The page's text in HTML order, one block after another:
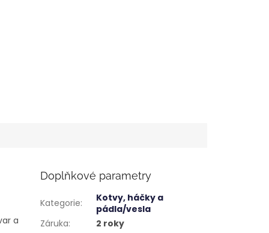
a
Doplňkové parametry
Kategorie:
Kotvy, háčky a
pádla/vesla
Záruka:
2 roky